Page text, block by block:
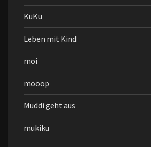
KuKu
Leben mit Kind
moi
möööp
Muddi geht aus
mukiku